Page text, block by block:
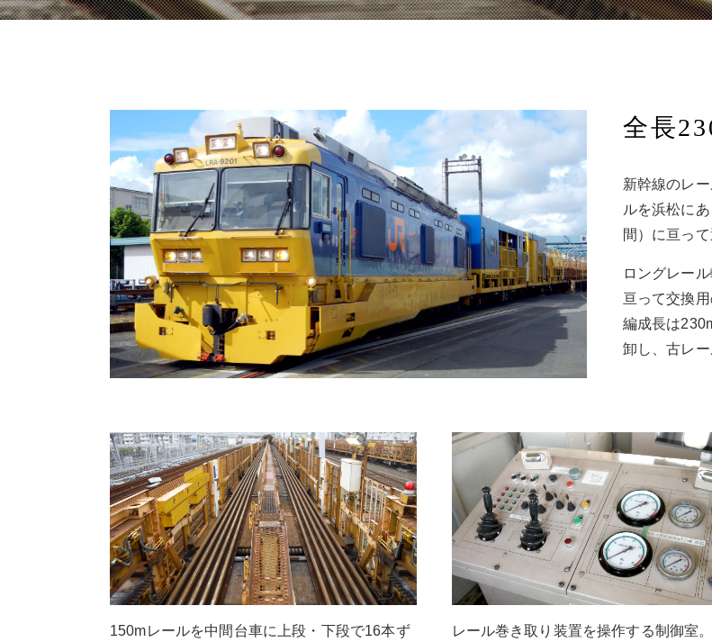
全長
新幹線のレ
ルを浜松に
間）に亘っ
ロングレー
亘って交換
編成長は
卸し、古レ
150mレールを中間台車に上段・下段で16本ず
レール巻き取り装置を操作する制御室